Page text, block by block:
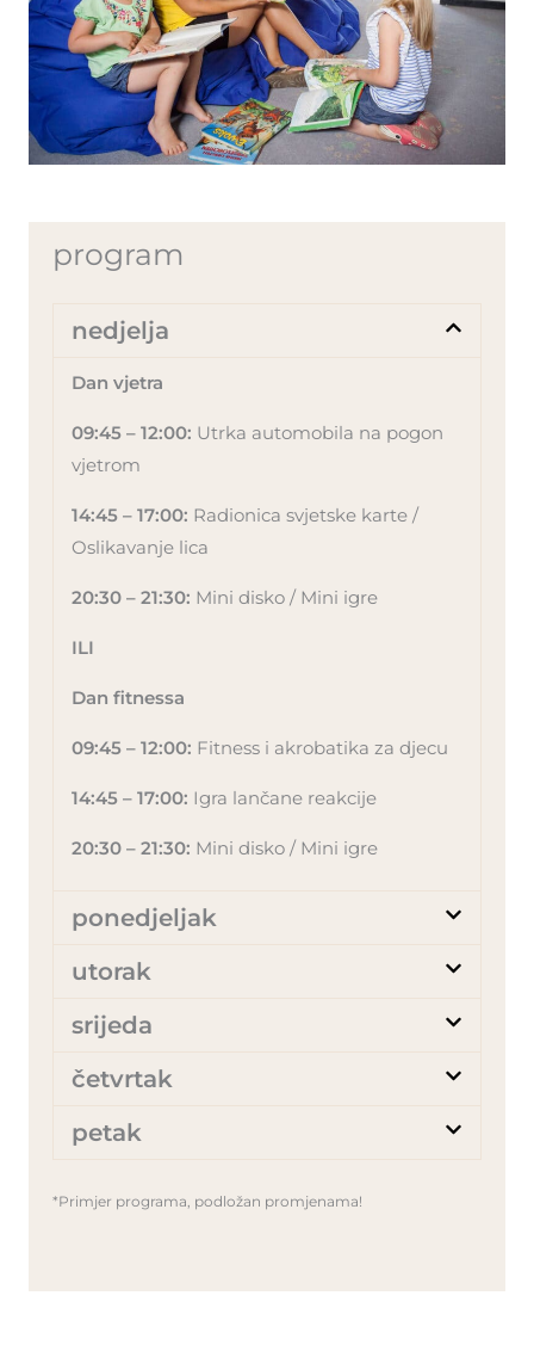
program
nedjelja
Dan vjetra
09:45 – 12:00: Utrka automobila na pogon
vjetrom
14:45 – 17:00: Radionica svjetske karte /
Oslikavanje lica
20:30 – 21:30: Mini disko / Mini igre
ILI
Dan fitnessa
09:45 – 12:00: Fitness i akrobatika za djecu
14:45 – 17:00: Igra lančane reakcije
20:30 – 21:30: Mini disko / Mini igre
ponedjeljak
utorak
srijeda
četvrtak
petak
*Primjer programa, podložan promjenama!